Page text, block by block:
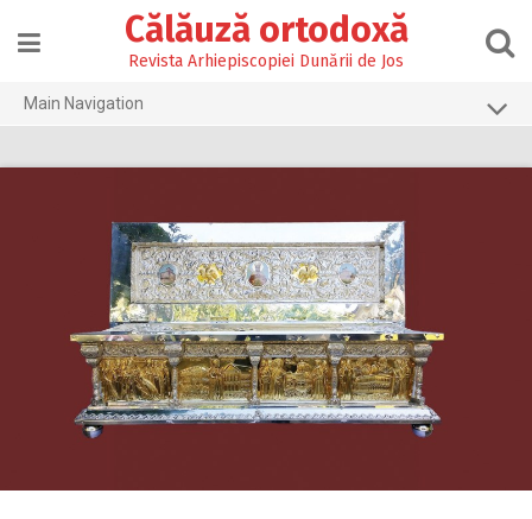
content
Călăuză ortodoxă
Revista Arhiepiscopiei Dunării de Jos
Main Navigation